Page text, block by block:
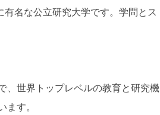
名な公立研究大学です。学問とス
、世界トップレベルの教育と研究機
ます。